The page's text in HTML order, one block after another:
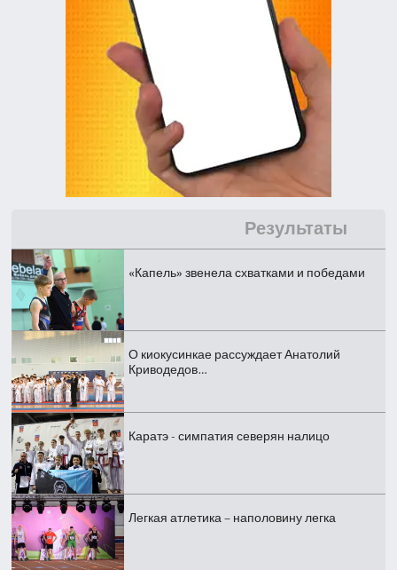
Результаты
«Капель» звенела схватками и победами
О киокусинкае рассуждает Анатолий
Криводедов…
Каратэ - симпатия северян налицо
Легкая атлетика – наполовину легка